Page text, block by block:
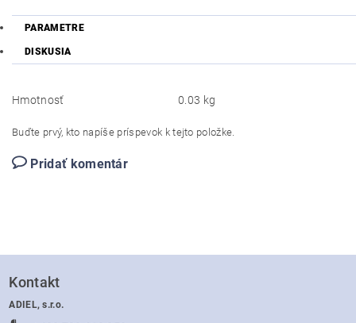
PARAMETRE
DISKUSIA
Hmotnosť 0.03 kg
Buďte prvý, kto napíše príspevok k tejto položke.
Pridať komentár
Kontakt
ADIEL, s.r.o.